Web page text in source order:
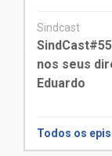
Sindcast
nos seus
Eduardo
Todos os